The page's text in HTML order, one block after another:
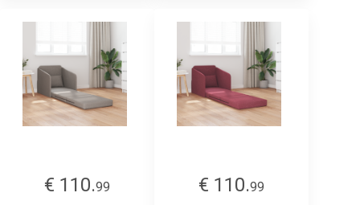
€ 110.99
€ 110.99